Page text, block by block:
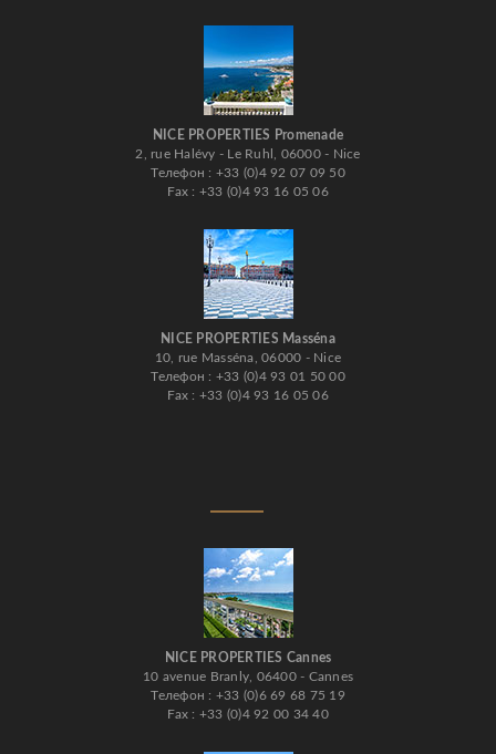
NICE PROPERTIES Promenade
2, rue Halévy - Le Ruhl, 06000 - Nice
Телефон : +33 (0)4 92 07 09 50
Fax : +33 (0)4 93 16 05 06
NICE PROPERTIES Masséna
10, rue Masséna, 06000 - Nice
Телефон : +33 (0)4 93 01 50 00
Fax : +33 (0)4 93 16 05 06
NICE PROPERTIES Cannes
10 avenue Branly, 06400 - Cannes
Телефон : +33 (0)6 69 68 75 19
Fax : +33 (0)4 92 00 34 40